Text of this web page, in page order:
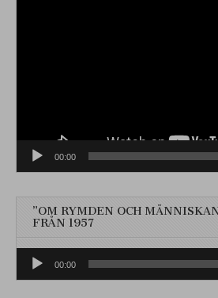
00:00
”OM RYMDEN OCH
FRÅN 1957
Ljudspelare
00:00